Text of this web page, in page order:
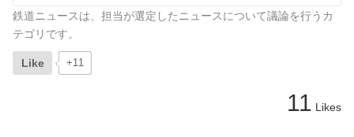
鉄道ニュースは、担当が選定したニュースについて議論を行うカ
テゴリです。
Like +11
11 Likes